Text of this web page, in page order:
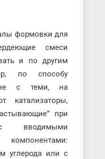
формовки для
смеси
и по другим
по способу
с теми, на
катализаторы,
при
с вводимыми
углерода или с